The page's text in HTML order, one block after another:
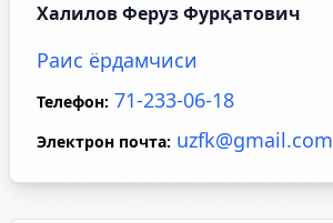
Халилов Феруз Фурқатович
Раис ёрдамчиси
Телефон: 71-233-06-18
Электрон почта: uzfk@gmail.com